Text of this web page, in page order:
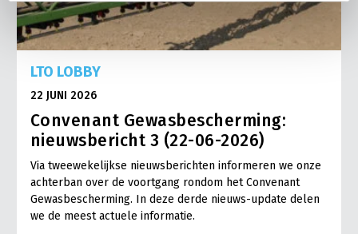
LTO LOBBY
22 JUNI 2026
Convenant Gewasbescherming:
nieuwsbericht 3 (22-06-2026)
Via tweewekelijkse nieuwsberichten informeren we onze
achterban over de voortgang rondom het Convenant
Gewasbescherming. In deze derde nieuws-update delen
we de meest actuele informatie.